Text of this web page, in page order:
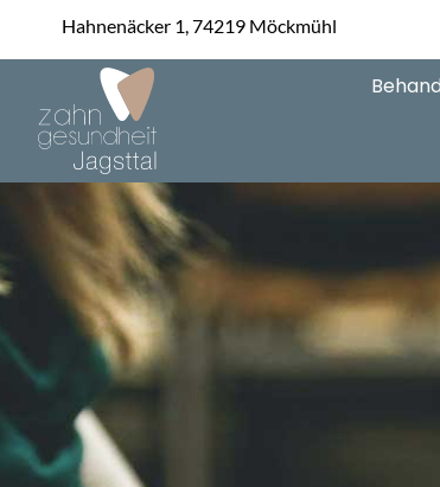
Hahnenäcker 1, 74219 Möckmühl